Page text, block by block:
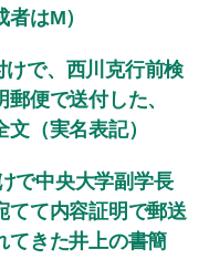
はM）
けで、西川克行前検
便で送付した、
（実名表記）
で中央大学副学長
てて内容証明で郵送
てきた井上の書簡